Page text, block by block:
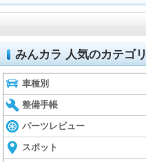
みんカラ 人気のカテゴリ
車種別
整備手帳
パーツレビュー
スポット